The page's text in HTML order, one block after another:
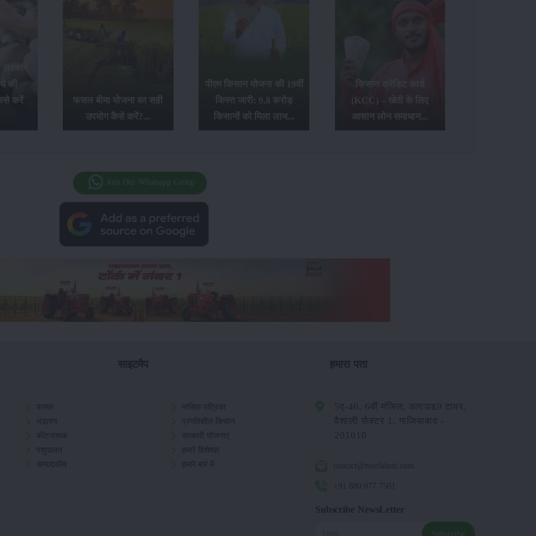
की
करें
फसल बीमा योजना का सही
उपयोग कैसे करें?...
पीएम किसान योजना की 19वीं
किस्त जारी: 9.8 करोड़
किसानों को मिला लाभ...
किसान क्रेडिट कार्ड
(KCC) – खेती के लिए
आसान लोन समाधान...
Join Our Whatsapp Group
Subscribe